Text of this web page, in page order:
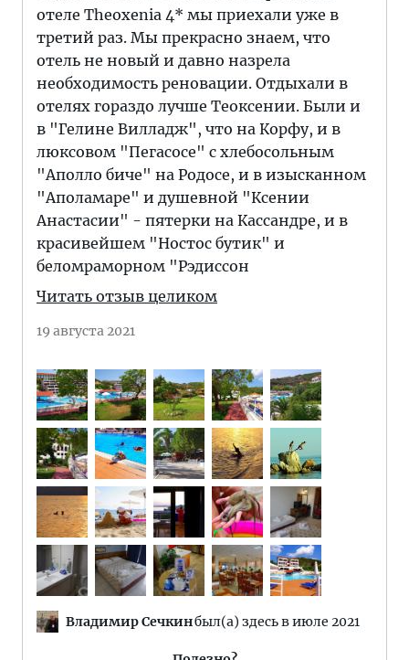
отеле Theoxenia 4* мы приехали уже в
третий раз. Мы прекрасно знаем, что
отель не новый и давно назрела
необходимость реновации. Отдыхали в
отелях гораздо лучше Теоксении. Были и
в "Гелине Вилладж", что на Корфу, и в
люксовом "Пегасосе" с хлебосольным
"Аполло биче" на Родосе, и в изысканном
"Аполамаре" и душевной "Ксении
Анастасии" - пятерки на Кассандре, и в
красивейшем "Ностос бутик" и
беломраморном "Рэдиссон
Читать отзыв целиком
19 августа 2021
Владимир Сечкинбыл(а) здесь в июле 2021